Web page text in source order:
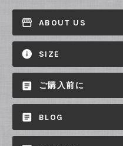
ABOUT US
SIZE
ご購入前に
BLOG